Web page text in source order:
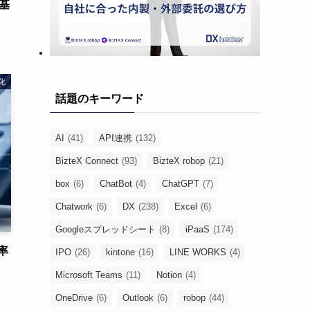
話題のキーワード
AI (41) API連携 (132)
BizteX Connect (93) BizteX robop (21)
box (6) ChatBot (4) ChatGPT (7)
Chatwork (6) DX (238) Excel (6)
Googleスプレッドシート (8) iPaaS (174)
IPO (26) kintone (16) LINE WORKS (4)
Microsoft Teams (11) Notion (4)
OneDrive (6) Outlook (6) robop (44)